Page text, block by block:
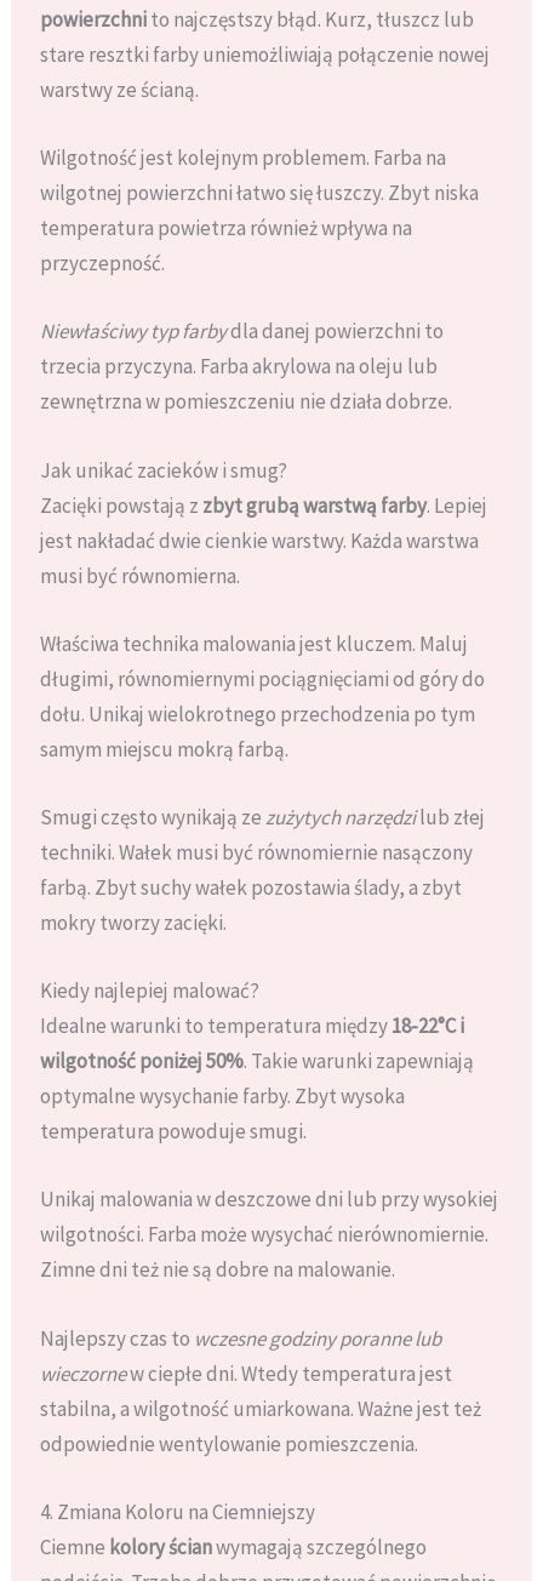
powierzchnito najczęstszy błąd. Kurz, tłuszcz lub
stare resztki farby uniemożliwiają połączenie nowej
warstwy ze ścianą.
Wilgotność jest kolejnym problemem. Farba na
wilgotnej powierzchni łatwo się łuszczy. Zbyt niska
temperatura powietrza również wpływa na
przyczepność.
Niewłaściwy typ farbydla danej powierzchni to
trzecia przyczyna. Farba akrylowa na oleju lub
zewnętrzna w pomieszczeniu nie działa dobrze.
Jak unikać zacieków i smug?
Zacięki powstają z zbyt grubą warstwą farby. Lepiej
jest nakładać dwie cienkie warstwy. Każda warstwa
musi być równomierna.
Właściwa technika malowania jest kluczem. Maluj
długimi, równomiernymi pociągnięciami od góry do
dołu. Unikaj wielokrotnego przechodzenia po tym
samym miejscu mokrą farbą.
Smugi często wynikają zezużytych narzędzilub złej
techniki. Wałek musi być równomiernie nasączony
farbą. Zbyt suchy wałek pozostawia ślady, a zbyt
mokry tworzy zacięki.
Kiedy najlepiej malować?
Idealne warunki to temperatura między18-22°C i
wilgotność poniżej 50%. Takie warunki zapewniają
optymalne wysychanie farby. Zbyt wysoka
temperatura powoduje smugi.
Unikaj malowania w deszczowe dni lub przy wysokiej
wilgotności. Farba może wysychać nierównomiernie.
Zimne dni też nie są dobre na malowanie.
Najlepszy czas to wczesne godziny poranne lub
wieczornew ciepłe dni. Wtedy temperatura jest
stabilna, a wilgotność umiarkowana. Ważne jest też
odpowiednie wentylowanie pomieszczenia.
4. Zmiana Koloru na Ciemniejszy
Ciemne kolory ścianwymagają szczególnego